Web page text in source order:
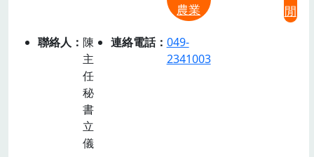
農業
閒
聯絡人
陳
主
任
秘
書
立
儀
連絡電話
049-
2341003